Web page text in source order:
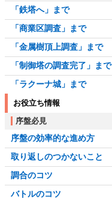
「鉄塔へ」まで
「商業区調査」まで
「金属樹頂上調査」まで
「制御塔の調査完了」まで
「ラクーナ城」まで
お役立ち情報
序盤必見
序盤の効率的な進め方
取り返しのつかないこと
調合のコツ
バトルのコツ